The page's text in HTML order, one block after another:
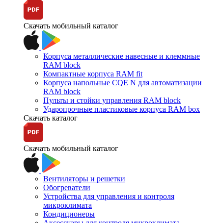
Скачать мобильный каталог
Корпуса металлические навесные и клеммные
RAM block
Компактные корпуса RAM fit
Корпуса напольные CQE N для автоматизации
RAM block
Пульты и стойки управления RAM block
Ударопрочные пластиковые корпуса RAM box
Скачать каталог
Скачать мобильный каталог
Вентиляторы и решетки
Обогреватели
Устройства для управления и контроля
микроклимата
Кондиционеры